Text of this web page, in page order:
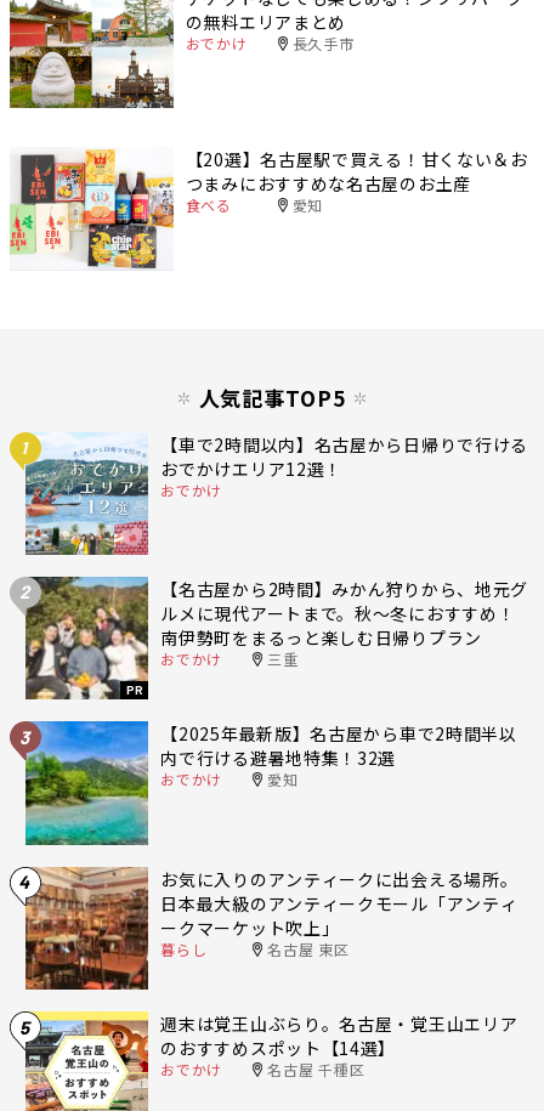
の無料エリアまとめ
おでかけ 長久手市
【20選】名古屋駅で買える！甘くない＆お
つまみにおすすめな名古屋のお土産
食べる 愛知
人気記事TOP5
1
【車で2時間以内】名古屋から日帰りで行ける
おでかけエリア12選！
おでかけ
2
PR
【名古屋から2時間】みかん狩りから、地元グ
ルメに現代アートまで。秋〜冬におすすめ！
南伊勢町をまるっと楽しむ日帰りプラン
おでかけ 三重
3
【2025年最新版】名古屋から車で2時間半以
内で行ける避暑地特集！32選
おでかけ 愛知
4
お気に入りのアンティークに出会える場所。
日本最大級のアンティークモール「アンティ
ークマーケット吹上」
暮らし 名古屋 東区
5
週末は覚王山ぶらり。名古屋・覚王山エリア
のおすすめスポット【14選】
おでかけ 名古屋 千種区